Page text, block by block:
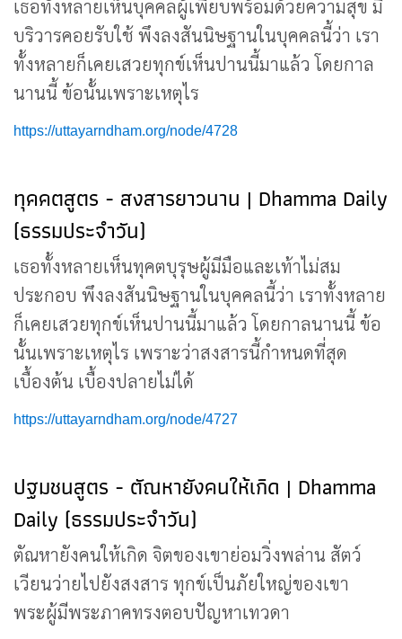
เธอทั้งหลายเห็นบุคคลผู้เพียบพร้อมด้วยความสุข มี
บริวารคอยรับใช้ พึงลงสันนิษฐานในบุคคลนี้ว่า เรา
ทั้งหลายก็เคยเสวยทุกข์เห็นปานนี้มาแล้ว โดยกาล
นานนี้ ข้อนั้นเพราะเหตุไร
https://uttayarndham.org/node/4728
ทุคคตสูตร - สงสารยาวนาน | Dhamma Daily
(ธรรมประจำวัน)
เธอทั้งหลายเห็นทุคตบุรุษผู้มีมือและเท้าไม่สม
ประกอบ พึงลงสันนิษฐานในบุคคลนี้ว่า เราทั้งหลาย
ก็เคยเสวยทุกข์เห็นปานนี้มาแล้ว โดยกาลนานนี้ ข้อ
นั้นเพราะเหตุไร เพราะว่าสงสารนี้กำหนดที่สุด
เบื้องต้น เบื้องปลายไม่ได้
https://uttayarndham.org/node/4727
ปฐมชนสูตร - ตัณหายังคนให้เกิด | Dhamma
Daily (ธรรมประจำวัน)
ตัณหายังคนให้เกิด จิตของเขาย่อมวิ่งพล่าน สัตว์
เวียนว่ายไปยังสงสาร ทุกข์เป็นภัยใหญ่ของเขา
พระผู้มีพระภาคทรงตอบปัญหาเทวดา